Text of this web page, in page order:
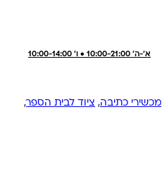
א'-ה' 10:00-21:00 • ו' 10:00-14:00
מכשירי כתיבה, ציוד לבית הספר,